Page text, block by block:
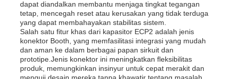
Rumah
Produk
Video
dapat diandalkan membantu menjaga tingkat tegangan
tetap, mencegah reset atau kerusakan yang tidak terduga
yang dapat membahayakan stabilitas sistem.
Salah satu fitur khas dari kapasitor ECP2 adalah jenis
konektor Booth, yang memfasilitasi integrasi yang mudah
dan aman ke dalam berbagai papan sirkuit dan
prototipe.Jenis konektor ini meningkatkan fleksibilitas
produk, memungkinkan insinyur untuk cepat merakit dan
menguji desain mereka tanpa khawatir tentang masalah